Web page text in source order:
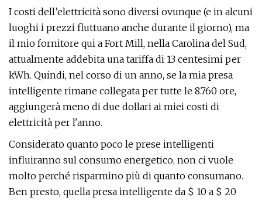
I costi dell’elettricità sono diversi ovunque (e in alcuni
luoghi i prezzi fluttuano anche durante il giorno), ma
il mio fornitore qui a Fort Mill, nella Carolina del Sud,
attualmente addebita una tariffa di 13 centesimi per
kWh. Quindi, nel corso di un anno, se la mia presa
intelligente rimane collegata per tutte le 8.760 ore,
aggiungerà meno di due dollari ai miei costi di
elettricità per l'anno.
Considerato quanto poco le prese intelligenti
influiranno sul consumo energetico, non ci vuole
molto perché risparmino più di quanto consumano.
Ben presto, quella presa intelligente da $ 10 a $ 20